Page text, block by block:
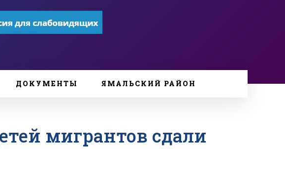
ДОКУМЕНТЫ ЯМАЛЬСКИЙ РАЙОН
мигрантов сдали